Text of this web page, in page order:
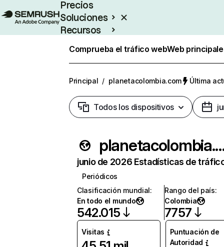
Precios
Soluciones
Recursos
Comprueba el tráfico webWeb
Principal / planetacolombia.com Última
Todos los dispositivos
junio de 2026 Estadísticas de
Periódicos
Clasificación mundial:
En todo el mundo
542.015
Rango del país:
Colombia
7757
Visitas
Puntuación de
Autoridad